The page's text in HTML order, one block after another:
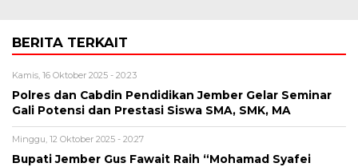
BERITA TERKAIT
Kamis, 16 Oktober 2025 - 20:23
Polres dan Cabdin Pendidikan Jember Gelar Seminar
Gali Potensi dan Prestasi Siswa SMA, SMK, MA
Minggu, 12 Oktober 2025 - 20:27
Bupati Jember Gus Fawait Raih “Mohamad Syafei